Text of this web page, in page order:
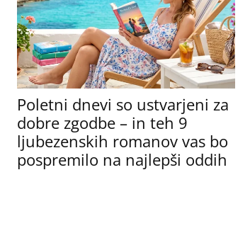
Poletni dnevi so ustvarjeni za
dobre zgodbe – in teh 9
ljubezenskih romanov vas bo
pospremilo na najlepši oddih